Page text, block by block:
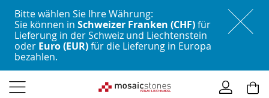
Bitte wählen Sie Ihre Währung:
Sie können in Schweizer Franken (CHF)für
Lieferung in der Schweiz und Liechtenstein
oder Euro (EUR)für die Lieferung in Europa
bezahlen.
zum